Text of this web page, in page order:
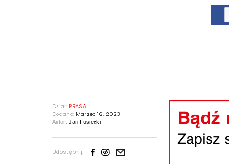
Dział: PRASA
Dodano: Marzec 16, 2023
Autor:Jan Fusiecki
Udostępnij: